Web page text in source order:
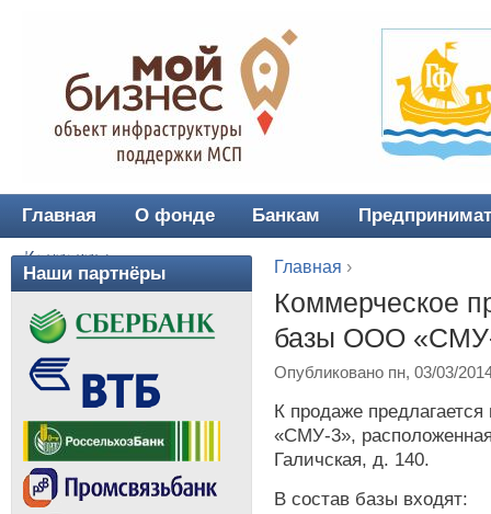
Главная ›
Коммерческое
базы ООО
Опубликовано пн, 03/03/
К продаже
«СМУ-3»,
Галичская, д. 140.
В состав базы входят:
Главное меню
Главная О фонде Банкам
Контакты
Наши партнёры